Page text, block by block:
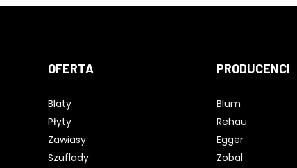
OFERTA
Blaty
Płyty
Zawiasy
Szuflady
PRODUCENCI
Blum
Rehau
Egger
Zobal